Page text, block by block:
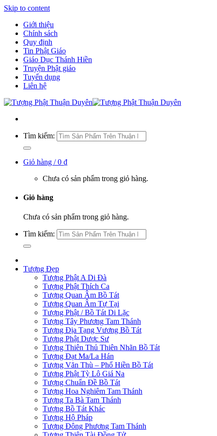
Skip to content
Giới thiệu
Chính sách
Quy định
Tin Phật Giáo
Giáo Dục Thánh Hiền
Truyện Phật giáo
Tuyển dụng
Liên hệ
Tìm kiếm:
Giỏ hàng /0 ₫
Chưa có sản phẩm trong giỏ hàng.
Giỏ hàng
Chưa có sản phẩm trong giỏ hàng.
Tìm kiếm:
Tượng Đẹp
Tượng Phật A Di Đà
Tượng Phật Thích Ca
Tượng Quan Âm Bồ Tát
Tượng Quan Âm Tự Tại
Tượng Phật / Bồ Tát Di Lặc
Tượng Tây Phương Tam Thánh
Tượng Địa Tạng Vương Bồ Tát
Tượng Phật Dược Sư
Tượng Thiên Thủ Thiên Nhãn Bồ Tát
Tượng Đạt Ma/La Hán
Tượng Văn Thù – Phổ Hiền Bồ Tát
Tượng Phật Tỳ Lô Giá Na
Tượng Chuẩn Đề Bồ Tát
Tượng Hoa Nghiêm Tam Thánh
Tượng Ta Bà Tam Thánh
Tượng Bồ Tát Khác
Tượng Hộ Pháp
Tượng Đông Phương Tam Thánh